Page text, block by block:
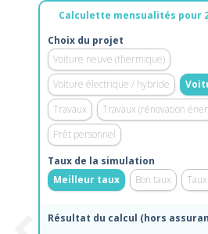
Calculette mensualités pour
Choix du projet
Voiture neuve (thermique)
Voiture électrique / hybride
Travaux
Travaux (rénovation
Prêt personnel
Taux de la simulation
Meilleur taux
Bon taux
Résultat du calcul (hors